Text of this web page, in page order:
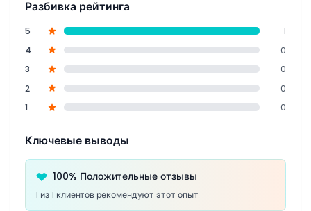
Разбивка рейтинга
5
1
4
0
3
0
2
0
1
0
Ключевые выводы
100% Положительные отзывы
1 из 1 клиентов рекомендуют этот опыт